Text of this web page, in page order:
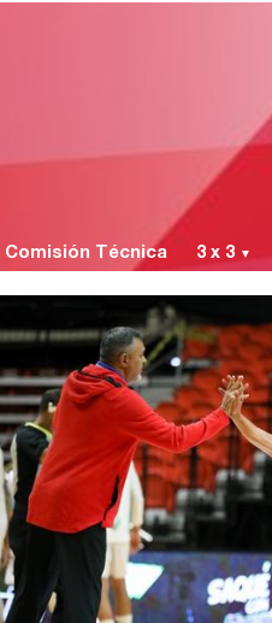
Comisión Técnica 3 x 3 ▼